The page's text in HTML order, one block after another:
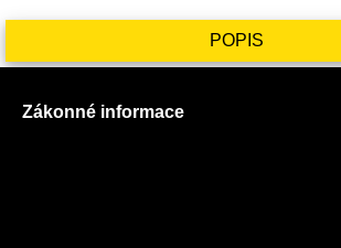
POPIS
Zákonné informace